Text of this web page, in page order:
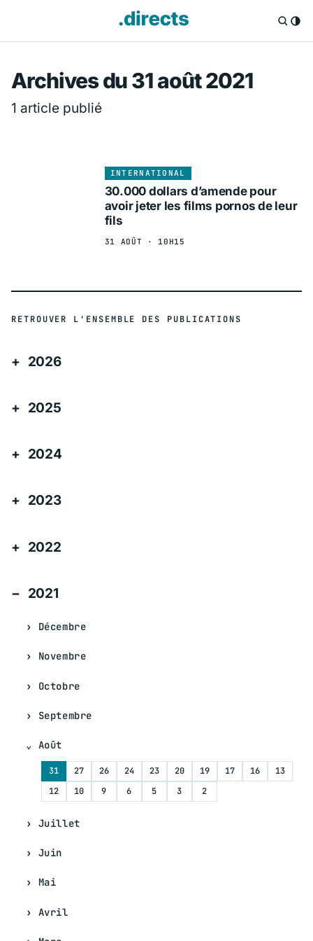
Directs.fr —
Archives du 31 août 2021
1 article publié
INTERNATIONAL
30.000 dollars d’amende pour
avoir jeter les films pornos de leur
fils
31 AOÛT · 10H15
RETROUVER L'ENSEMBLE DES PUBLICATIONS
2026
2025
2024
2023
2022
2021
Décembre
Novembre
Octobre
Septembre
Août
31 27 26 24 23 20 19 17 16
13
12
10 9 6 5 3 2
Juillet
Juin
Mai
Avril